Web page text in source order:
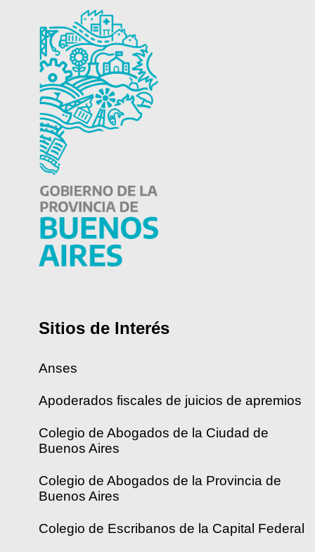
Sitios de Interés
Anses
Apoderados fiscales de juicios de apremios
Colegio de Abogados de la Ciudad de
Buenos Aires
Colegio de Abogados de la Provincia de
Buenos Aires
Colegio de Escribanos de la Capital Federal